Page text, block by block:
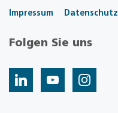
Impressum Datenschutz
Folgen Sie uns